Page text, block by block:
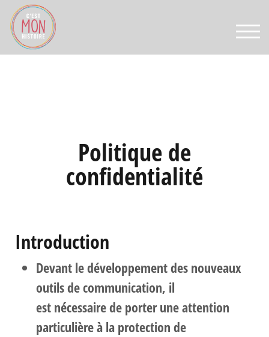
Politique de
confidentialité
Introduction
Devant le développement des nouveaux
outils de communication, il
est nécessaire de porter une attention
particulière à la protection de